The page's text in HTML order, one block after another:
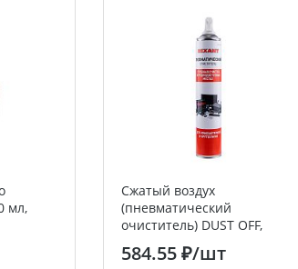
мл,
Сжатый воздух
(пневматический
очиститель) DUST OFF,
аэрозоль 720 мл REXANT
REXANT
584.55 ₽/шт